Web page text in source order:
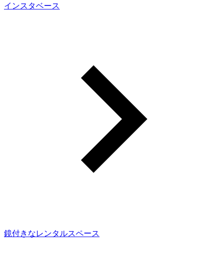
インスタベース
鏡付きなレンタルスペース